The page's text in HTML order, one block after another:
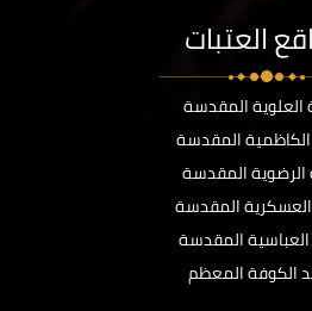
العتبات
العلوية المقدسة
الكاظمية المقدسة
الرضوية المقدسة
العسكرية المقدسة
العباسية المقدسة
الكوفة المعظم